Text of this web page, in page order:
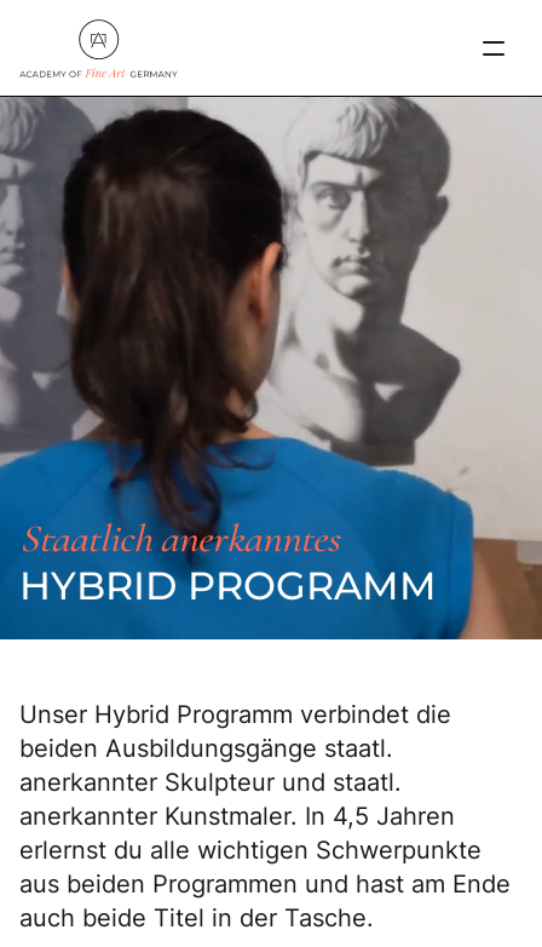
AKADEMIE
AUSBILDUNGSGÄNGE
ANMELDUNG
WORKSHOPS
KONTAKT
Staatlich anerkanntes
HYBRID PROGRAMM
Unser Hybrid Programm verbindet die
beiden Ausbildungsgänge staatl.
anerkannter Skulpteur und staatl.
anerkannter Kunstmaler. In 4,5 Jahren
erlernst du alle wichtigen Schwerpunkte
aus beiden Programmen und hast am Ende
auch beide Titel in der Tasche.